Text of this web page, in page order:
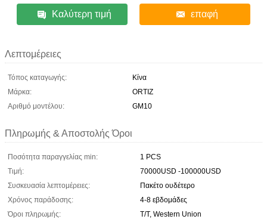
Καλύτερη τιμή επαφή
Λεπτομέρειες
Τόπος καταγωγής:
Κίνα
Μάρκα:
ORTIZ
Αριθμό μοντέλου:
GM10
Πληρωμής & Αποστολής Όροι
Ποσότητα παραγγελίας min:
1 PCS
Τιμή:
70000USD -100000USD
Συσκευασία λεπτομέρειες:
Πακέτο ουδέτερο
Χρόνος παράδοσης:
4-8 εβδομάδες
Όροι πληρωμής:
T/T, Western Union